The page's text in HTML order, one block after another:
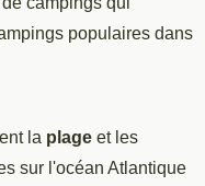
populaires dans
la plage et les
sur l'océan Atlantique